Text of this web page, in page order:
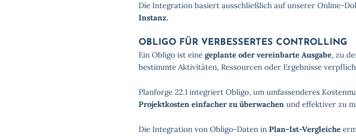
Die Integration basiert ausschließlich auf unserer Online-
Instanz.
OBLIGO FÜR VERBESSERTES CONTROLLING
Ein Obligo ist eine geplante oder vereinbarte Ausgabe, zu
bestimmte Aktivitäten, Ressourcen oder Ergebnisse
Planforge 22.1 integriert Obligo, um umfassenderes
Projektkosten einfacher zu überwachen und effektiver zu
Die Integration von Obligo-Daten in Plan-Ist-Vergleiche